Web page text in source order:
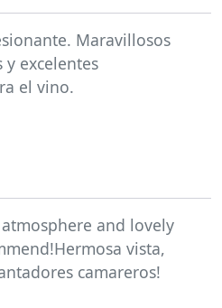
Maravillosos
y excelentes
el vino.
and lovely
vista,
camareros!